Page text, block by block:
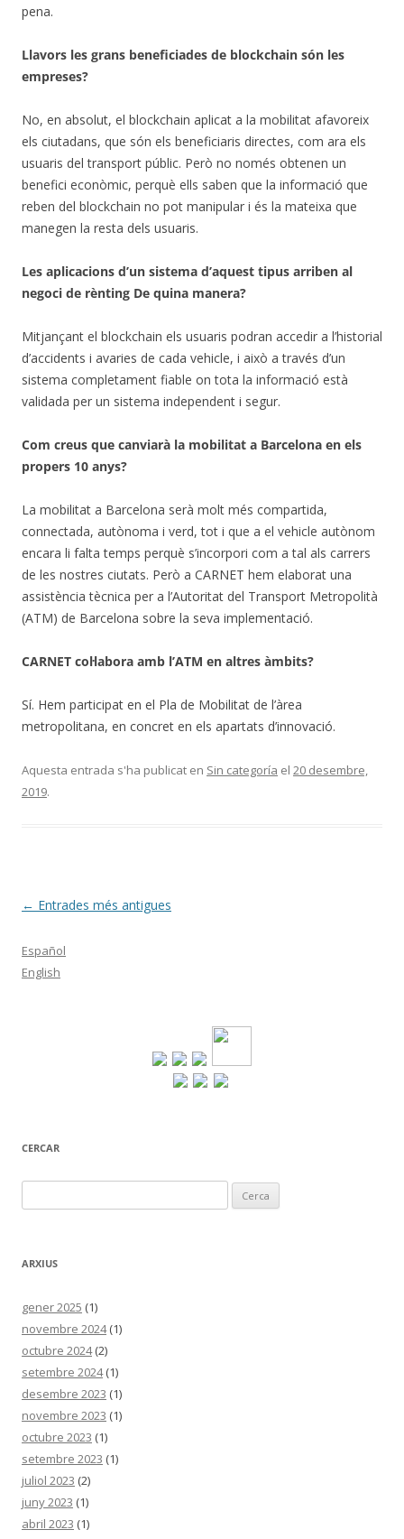
pena.
Llavors les grans beneficiades de blockchain són les
empreses?
No, en absolut, el blockchain aplicat a la mobilitat afavoreix
els ciutadans, que són els beneficiaris directes, com ara els
usuaris del transport públic. Però no només obtenen un
benefici econòmic, perquè ells saben que la informació que
reben del blockchain no pot manipular i és la mateixa que
manegen la resta dels usuaris.
Les aplicacions d’un sistema d’aquest tipus arriben al
negoci de rènting De quina manera?
Mitjançant el blockchain els usuaris podran accedir a l’historial
d’accidents i avaries de cada vehicle, i això a través d’un
sistema completament fiable on tota la informació està
validada per un sistema independent i segur.
Com creus que canviarà la mobilitat a Barcelona en els
propers 10 anys?
La mobilitat a Barcelona serà molt més compartida,
connectada, autònoma i verd, tot i que a el vehicle autònom
encara li falta temps perquè s’incorpori com a tal als carrers
de les nostres ciutats. Però a CARNET hem elaborat una
assistència tècnica per a l’Autoritat del Transport Metropolità
(ATM) de Barcelona sobre la seva implementació.
CARNET col·labora amb l’ATM en altres àmbits?
Sí. Hem participat en el Pla de Mobilitat de l’àrea
metropolitana, en concret en els apartats d’innovació.
Aquesta entrada s'ha publicat en Sin categoría el 20 desembre,
2019.
Navegació
les
entrades
← Entrades més antigues
Español
English
CERCAR
ARXIUS
gener 2025 (1)
novembre 2024(1)
octubre 2024(2)
setembre 2024(1)
desembre 2023 (1)
novembre 2023 (1)
octubre 2023 (1)
setembre 2023 (1)
juliol 2023 (2)
juny 2023 (1)
abril 2023 (1)